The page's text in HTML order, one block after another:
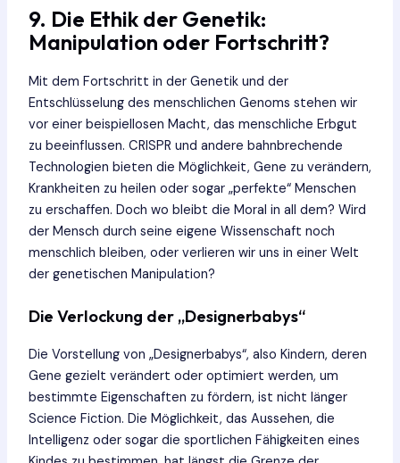
9. Die Ethik der Genetik:
Manipulation oder Fortschritt?
Mit dem Fortschritt in der Genetik und der
Entschlüsselung des menschlichen Genoms stehen wir
vor einer beispiellosen Macht, das menschliche Erbgut
zu beeinflussen. CRISPR und andere bahnbrechende
Technologien bieten die Möglichkeit, Gene zu verändern,
Krankheiten zu heilen oder sogar „perfekte“ Menschen
zu erschaffen. Doch wo bleibt die Moral in all dem? Wird
der Mensch durch seine eigene Wissenschaft noch
menschlich bleiben, oder verlieren wir uns in einer Welt
der genetischen Manipulation?
Die Verlockung der „Designerbabys“
Die Vorstellung von „Designerbabys“, also Kindern, deren
Gene gezielt verändert oder optimiert werden, um
bestimmte Eigenschaften zu fördern, ist nicht länger
Science Fiction. Die Möglichkeit, das Aussehen, die
Intelligenz oder sogar die sportlichen Fähigkeiten eines